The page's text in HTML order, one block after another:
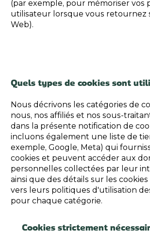
(par exemple, pour mémoriser vos
utilisateur lorsque vous retournez
Web).
Quels types de cookies sont
Nous décrivons les catégories de
nous, nos affiliés et nos sous-
dans la présente notification de
incluons également une liste de
exemple, Google, Meta) qui
cookies et peuvent accéder aux
personnelles collectées par leur
ainsi que des détails sur les
vers leurs politiques d'utilisation
pour chaque catégorie.
Cookies strictement